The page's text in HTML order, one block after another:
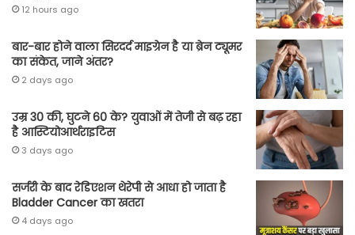
12 hours ago
बार-बार होने वाला सिरदर्द माइग्रेन है या ब्रेन ट्यूमर
का संकेत, जाने अंतर?
2 days ago
उम्र 30 की, घुटने 60 के? युवाओं में तेजी से बढ़ रहा
है आस्टियोआर्थराइटिस
3 days ago
सर्जरी के बाद रेडिएशन थेरेपी से आधा हो जाता है
Bladder Cancer का खतरा
4 days ago